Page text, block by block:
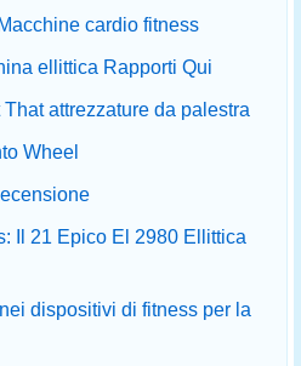
cardio fitness
ellittica Rapporti Qui
attrezzature da palestra
Wheel
Il 21 Epico El 2980 Ellittica
dispositivi di fitness per la